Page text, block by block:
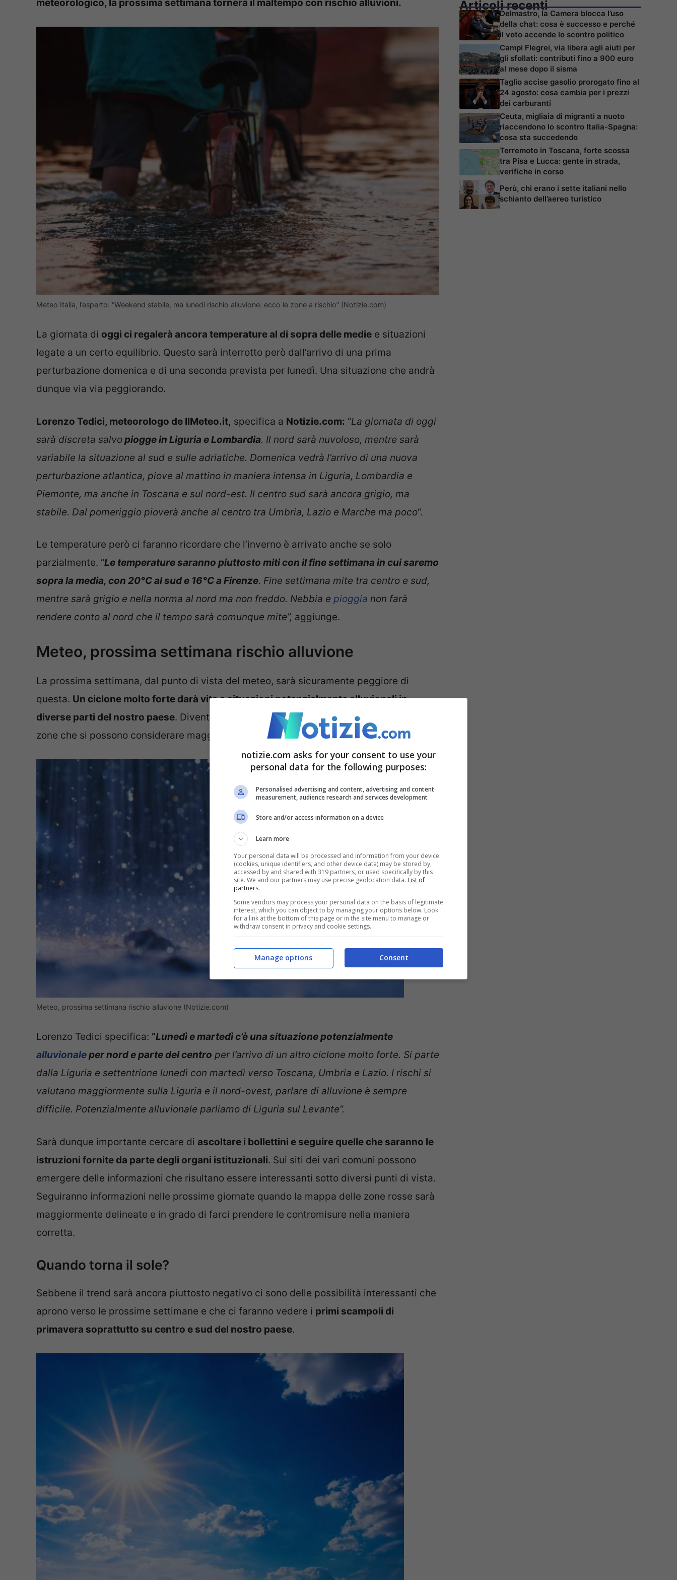
meteorologico, la prossima settimana tornerà il maltempo con rischio alluvioni.
Meteo Italia, l’esperto: “Weekend stabile, ma lunedì rischio alluvione: ecco le zone a rischio” (Notizie.com)
La giornata di oggi ci regalerà ancora temperature al di sopra delle medie e situazioni
legate a un certo equilibrio. Questo sarà interrotto però dall’arrivo di una prima
perturbazione domenica e di una seconda prevista per lunedì. Una situazione che andrà
dunque via via peggiorando.
Lorenzo Tedici, meteorologo de IlMeteo.it, specifica a Notizie.com: “La giornata di oggi
sarà discreta salvopiogge in Liguria e Lombardia. Il nord sarà nuvoloso, mentre sarà
variabile la situazione al sud e sulle adriatiche. Domenica vedrà l’arrivo di una nuova
perturbazione atlantica, piove al mattino in maniera intensa in Liguria, Lombardia e
Piemonte, ma anche in Toscana e sul nord-est. Il centro sud sarà ancora grigio, ma
stabile. Dal pomeriggio pioverà anche al centro tra Umbria, Lazio e Marche ma poco“.
Le temperature però ci faranno ricordare che l’inverno è arrivato anche se solo
parzialmente. “Le temperature saranno piuttosto miti con il fine settimana in cui saremo
sopra la media, con 20°C al sud e 16°C a Firenze. Fine settimana mite tra centro e sud,
mentre sarà grigio e nella norma al nord ma non freddo. Nebbia e pioggia non farà
rendere conto al nord che il tempo sarà comunque mite”, aggiunge.
Meteo, prossima settimana rischio alluvione
La prossima settimana, dal punto di vista del meteo, sarà sicuramente peggiore di
questa. Un ciclone molto forte darà vita a situazioni potenzialmente alluvionali in
diverse parti del nostro paese. Diventerà dunque, a questo punto, analizzare alcune
zone che si possono considerare maggiormente a rischio.
Meteo, prossima settimana rischio alluvione (Notizie.com)
Lorenzo Tedici specifica: “Lunedì e martedì c’è una situazione potenzialmente
alluvionaleper nord e parte del centro per l’arrivo di un altro ciclone molto forte. Si parte
dalla Liguria e settentrione lunedì con martedì verso Toscana, Umbria e Lazio. I rischi si
valutano maggiormente sulla Liguria e il nord-ovest, parlare di alluvione è sempre
difficile. Potenzialmente alluvionale parliamo di Liguria sul Levante”.
Sarà dunque importante cercare di ascoltare i bollettini e seguire quelle che saranno le
istruzioni fornite da parte degli organi istituzionali. Sui siti dei vari comuni possono
emergere delle informazioni che risultano essere interessanti sotto diversi punti di vista.
Seguiranno informazioni nelle prossime giornate quando la mappa delle zone rosse sarà
maggiormente delineate e in grado di farci prendere le contromisure nella maniera
corretta.
Quando torna il sole?
Sebbene il trend sarà ancora piuttosto negativo ci sono delle possibilità interessanti che
aprono verso le prossime settimane e che ci faranno vedere i primi scampoli di
primavera soprattutto su centro e sud del nostro paese.
Articoli recenti
Delmastro, la Camera blocca l’uso
della chat: cosa è successo e perché
il voto accende lo scontro politico
Campi Flegrei, via libera agli aiuti per
gli sfollati: contributi fino a 900 euro
al mese dopo il sisma
Taglio accise gasolio prorogato fino al
24 agosto: cosa cambia per i prezzi
dei carburanti
Ceuta, migliaia di migranti a nuoto
riaccendono lo scontro Italia-Spagna:
cosa sta succedendo
Terremoto in Toscana, forte scossa
tra Pisa e Lucca: gente in strada,
verifiche in corso
Perù, chi erano i sette italiani nello
schianto dell’aereo turistico
notizie.com asks for your consent to use your
personal data for the following purposes:
Personalised advertising and content, advertising and content
measurement, audience research and services development
Store and/or access information on a device
Learn more
Your personal data will be processed and information from your device
(cookies, unique identifiers, and other device data) may be stored by,
accessed by and shared with 319 partners, or used specifically by this
site. We and our partners may use precise geolocation data. List of
partners.
Some vendors may process your personal data on the basis of legitimate
interest, which you can object to by managing your options below. Look
for a link at the bottom of this page or in the site menu to manage or
withdraw consent in privacy and cookie settings.
Consent
Manage options